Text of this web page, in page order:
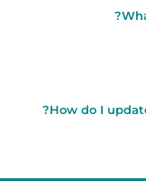
How do I